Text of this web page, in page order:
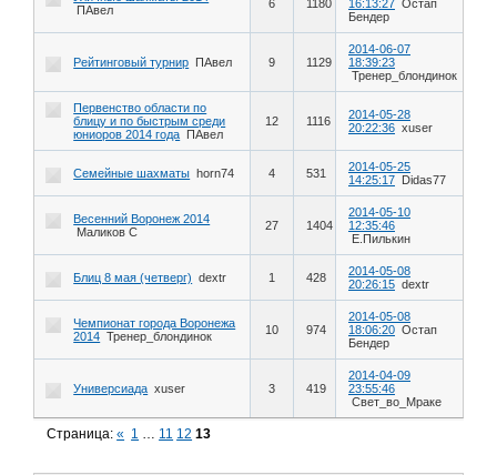
ПАвел
6 1180
16:13:27 Остап
Бендер
Рейтинговый турнир ПАвел 9 1129
2014-06-07
18:39:23
Тренер_блондинок
Первенство области по
блицу и по быстрым среди
юниоров 2014 года
ПАвел
12 1116
2014-05-28
20:22:36 xuser
Семейные шахматы horn74 4 531
2014-05-25
14:25:17
Didas77
Весенний Воронеж 2014
Маликов С
27 1404
2014-05-10
12:35:46
Е.Пилькин
Блиц 8 мая (четверг) dextr 1 428
2014-05-08
20:26:15 dextr
Чемпионат города Воронежа
2014 Тренер_блондинок 10 974
2014-05-08
18:06:20 Остап
Бендер
Универсиада xuser 3 419
2014-04-09
23:55:46
Свет_во_Мраке
Страница:« 1 … 11 12 13